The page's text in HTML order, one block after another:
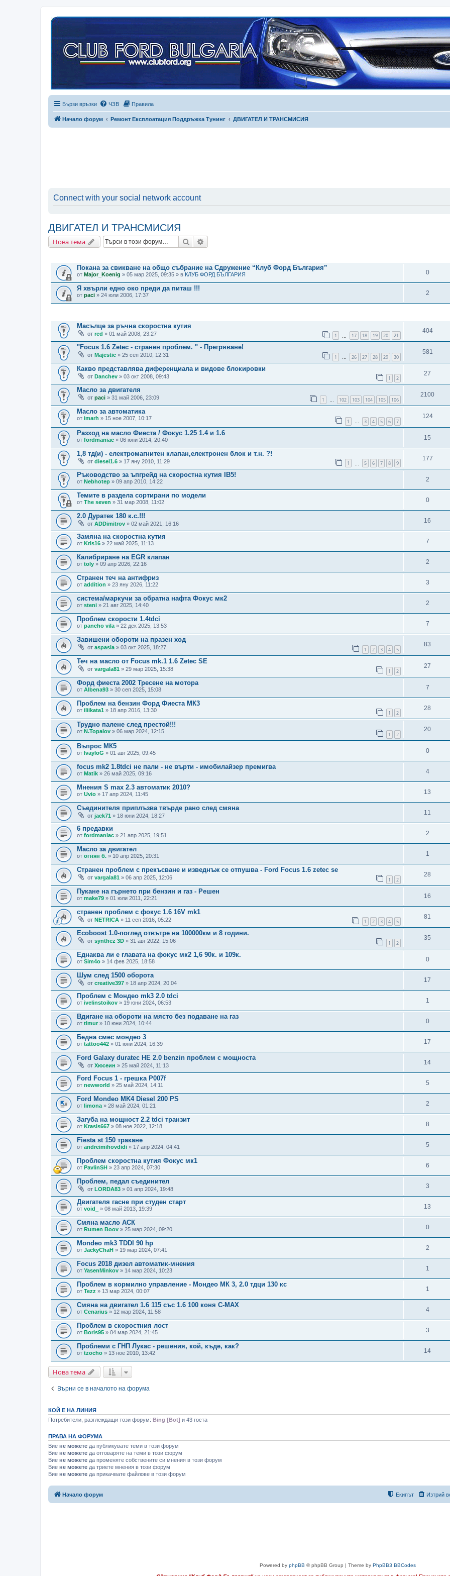
Бързи връзки ЧЗВ Правила
Начало форум Ремонт Експлоатация Поддръжка Тунинг ДВИГАТЕЛ И ТРАНСМИСИЯ
Connect with your social network account
ДВИГАТЕЛ И ТРАНСМИСИЯ
Нова тема Търсене
Покана за свикване на общо събрание на Сдружение “Клуб Форд България”
от Major_Koenig » 05 мар 2025, 09:35 » в КЛУБ ФОРД БЪЛГАРИЯ 0
Я хвърли едно око преди да питаш !!!
от paci » 24 юли 2006, 17:37 2
Масълце за ръчна скоростна кутия
от red » 01 май 2008, 23:27 1 17 18 19 20 21
404
"Focus 1.6 Zetec - странен проблем. " - Прегряване!
от Majestic » 25 сеп 2010, 12:31 1 … 26 27 28 29 30
581
Какво представлява диференциала и видове блокировки
от Danchev » 03 окт 2008, 09:43 1 2
27
Масло за двигателя
от paci » 31 май 2006, 23:09 1 102 103 104 105 106
2100
Масло за автоматика
от imarh » 15 ное 2007, 10:17 1 … 3 4 5 6 7
124
Разход на масло Фиеста / Фокус 1.25 1.4 и 1.6
от fordmaniac » 06 юни 2014, 20:40 15
1,8 тд(и) - електромагнитен клапан,електронен блок и т.н. ?!
от diesel1.6 » 17 яну 2010, 11:29 1 5 6 7 8 9
177
Ръководство за ъпгрейд на скоростна кутия IB5!
от Nebhotep » 09 апр 2010, 14:22 2
Темите в раздела сортирани по модели
от The seven » 31 мар 2008, 11:02 0
2.0 Дуратек 180 к.с.!!!
от ADDimitrov » 02 май 2021, 16:16 16
Замяна на скоростна кутия
от Kris16 » 22 май 2025, 11:13 7
Калибриране на EGR клапан
от toly » 09 апр 2026, 22:16 2
Странен теч на антифриз
от addition » 23 яну 2026, 11:22 3
система/маркучи за обратна нафта Фокус мк2
от steni » 21 авг 2025, 14:40 2
Проблем скорости 1.4tdci
от pancho vila » 22 дек 2025, 13:53 7
Завишени обороти на празен ход
от aspasia » 03 окт 2025, 18:27 1 2 3 4 5
83
Теч на масло от Focus mk.1 1.6 Zetec SE
от vargala81 » 29 мар 2025, 15:38 1 2
27
Форд фиеста 2002 Тресене на мотора
от Albena93 » 30 сеп 2025, 15:08 7
Проблем на бензин Форд Фиеста МК3
от iliikata1 » 18 апр 2016, 13:30 1 2
28
Трудно палене след престой!!!
от N.Topalov » 06 мар 2024, 12:15 1 2
20
Въпрос МК5
от IvayloG » 01 авг 2025, 09:45 0
focus mk2 1.8tdci не пали - не върти - имобилайзер премигва
от Matik » 26 май 2025, 09:16 4
Мнения S max 2.3 автоматик 2010?
от Uvio » 17 апр 2024, 11:45 13
Съединителя приплъзва твърде рано след смяна
от jack71 » 18 юни 2024, 18:27 11
6 предавки
от fordmaniac » 21 апр 2025, 19:51 2
Масло за двигател
от огнян б. » 10 апр 2025, 20:31 1
Странен проблем с прекъсване и изведнъж се отпушва - Ford Focus 1.6 zetec se
от vargala81 » 06 апр 2025, 12:06 1 2
28
Пукане на гърнето при бензин и газ - Решен
от make79 » 01 юли 2011, 22:21 16
странен проблем с фокус 1.6 16V mk1
от NETRICA » 11 сеп 2016, 05:22 1 2 3 4 5
81
Ecoboost 1.0-поглед отвътре на 100000км и 8 години.
от synthez 3D » 31 авг 2022, 15:06 1 2
35
Еднаква ли е главата на фокус мк2 1,6 90к. и 109к.
от Sim4o » 14 фев 2025, 18:58 0
Шум след 1500 оборота
от creative397 » 18 апр 2024, 20:04 17
Проблем с Мондео mk3 2.0 tdci
от ivelinstoikov » 19 юни 2024, 06:53 1
Вдигане на обороти на място без подаване на газ
от timur » 10 юни 2024, 10:44 0
Бедна смес мондео 3
от tattoo442 » 01 юни 2024, 16:39 17
Ford Galaxy duratec HE 2.0 benzin проблем с мощноста
от Хюсеин » 25 май 2024, 11:13 14
Ford Focus 1 - грешка P007f
от newworld » 25 май 2024, 14:11 5
Ford Mondeo MK4 Diesel 200 PS
от limona » 28 май 2024, 01:21 2
Загуба на мощност 2.2 tdci транзит
от Krasis667 » 08 ное 2022, 12:18 8
Fiesta st 150 тракане
от andreimihovdidi » 17 апр 2024, 04:41 5
Проблем скоростна кутия Фокус мк1
от PavlinSH » 23 апр 2024, 07:30 6
Проблем, педал съединител
от LORDA83 » 01 апр 2024, 19:48 3
Двигателя гасне при студен старт
от void_ » 08 май 2013, 19:39 13
Смяна масло АСК
от Rumen Boov » 25 мар 2024, 09:20 0
Mondeo mk3 TDDI 90 hp
от JackyChaH » 19 мар 2024, 07:41 2
Focus 2018 дизел автоматик-мнения
от YasenMinkov » 14 мар 2024, 10:23 1
Проблем в кормилно управление - Мондео МК 3, 2.0 тдци 130 кс
от Tezz » 13 мар 2024, 00:07 1
Смяна на двигател 1.6 115 със 1.6 100 коня C-MAX
от Cenarius » 12 мар 2024, 11:58 4
Проблем в скоростния лост
от Boris95 » 04 мар 2024, 21:45 3
Проблеми с ГНП Лукас - решения, кой, къде, как?
от tzocho » 13 ное 2010, 13:42 14
Нова тема
Върни се в началото на форума
КОЙ Е НА ЛИНИЯ
Потребители, разглеждащи този форум: Bing [Bot] и 43 госта
ПРАВА НА ФОРУМА
Вие не можете да публикувате теми в този форум
Вие не можете да отговаряте на теми в този форум
Вие не можете да променяте собствените си мнения в този форум
Вие не можете да триете мнения в този форум
Вие не можете да прикачвате файлове в този форум
Начало форум Изтрий
Екипът
Powered by phpBB © phpBB Group | Theme by PhpBB3 BBCodes